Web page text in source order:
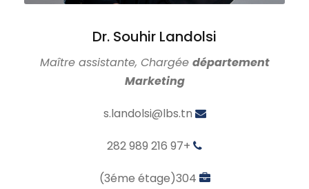
Dr. Souhir Landolsi
Maître assistante, Chargée département
Marketing
+216 97 989 282